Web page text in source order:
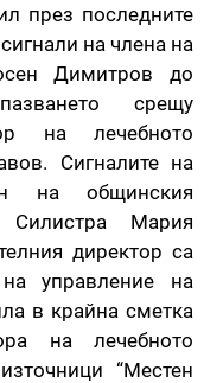
през последните
на члена на
Димитров до
срещу
на лечебното
Сигналите на
на общинския
Мария
директор са
управление на
в крайна сметка
на лечебното
“Местен